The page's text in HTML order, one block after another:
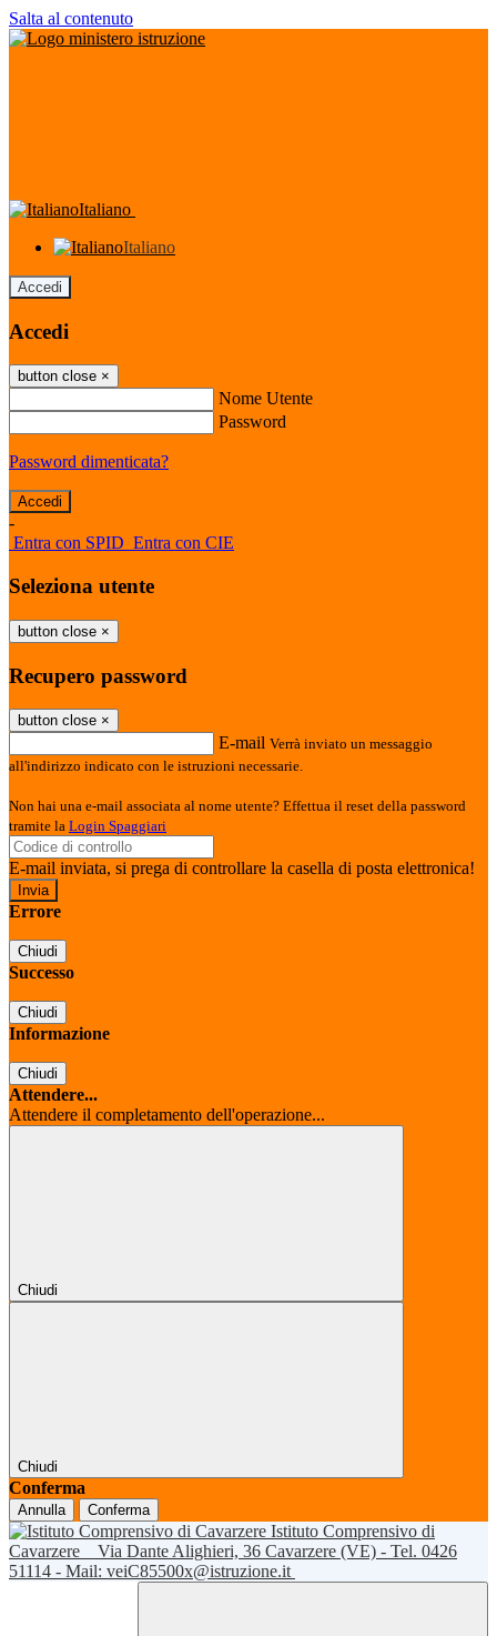
Salta al contenuto
Italiano
Italiano
Accedi
Accedi
button close ×
Nome Utente
Password
Password dimenticata?
-
Entra con SPID Entra con CIE
Seleziona utente
button close ×
Recupero password
button close ×
E-mail Verrà inviato un messaggio
all'indirizzo indicato con le istruzioni necessarie.
Non hai una e-mail associata al nome utente? Effettua il reset della password
tramite la Login Spaggiari
E-mail inviata, si prega di controllare la casella di posta elettronica!
Errore
Chiudi
Successo
Chiudi
Informazione
Chiudi
Attendere...
Attendere il completamento dell'operazione...
Chiudi
Chiudi
Conferma
Annulla Conferma
Istituto Comprensivo di
Cavarzere
Via Dante Alighieri, 36 Cavarzere (VE) - Tel. 0426
51114 - Mail: veiC85500x@istruzione.it